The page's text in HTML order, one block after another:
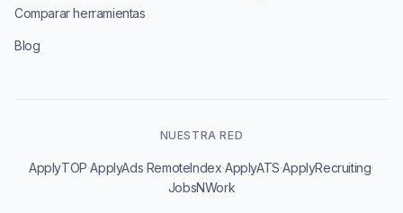
Comparar herramientas
Blog
NUESTRA RED
ApplyTOP·ApplyAds·RemoteIndex·ApplyATS·ApplyRecruiting·
JobsNWork